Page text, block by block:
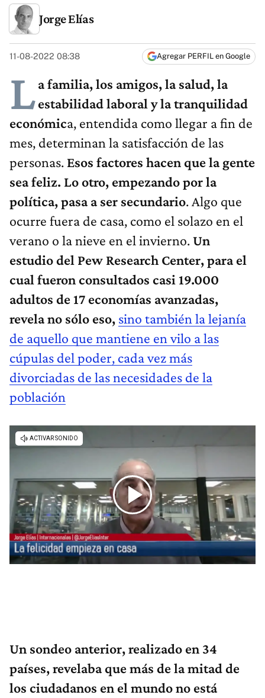
Jorge Elías
11-08-2022 08:38 Agregar PERFIL en Google
La familia, los amigos, la salud, la
estabilidad laboral y la tranquilidad
económica, entendida como llegar a fin de
mes, determinan la satisfacción de las
personas. Esos factores hacen que la gente
sea feliz. Lo otro, empezando por la
política, pasa a ser secundario. Algo que
ocurre fuera de casa, como el solazo en el
verano o la nieve en el invierno.Un
estudio del Pew Research Center, para el
cual fueron consultados casi 19.000
adultos de 17 economías avanzadas,
revela no sólo eso, sino también la lejanía
de aquello que mantiene en vilo a las
cúpulas del poder, cada vez más
divorciadas de las necesidades de la
población
Un sondeo anterior, realizado en 34
países, revelaba que más de la mitad de
los ciudadanos en el mundo no está